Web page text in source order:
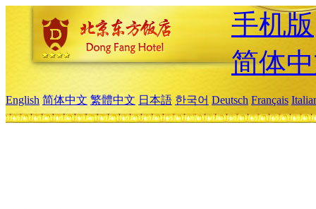
手机版
简体
English 简体中文 繁體中文 日本語 한국어 Deutsch Français